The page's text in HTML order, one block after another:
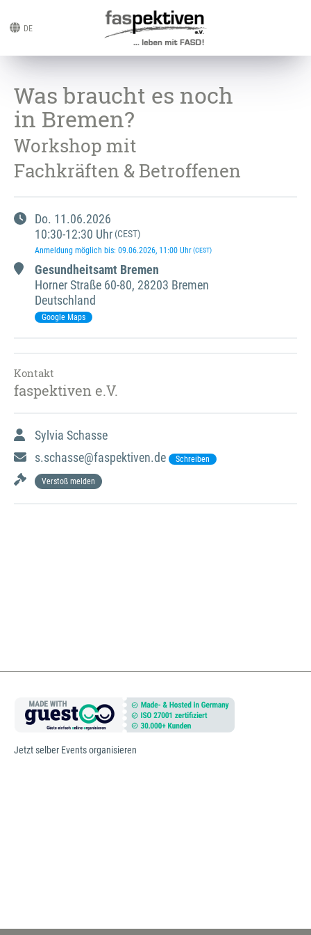
DE
Was braucht es noch
in Bremen?
Workshop mit
Fachkräften & Betroffenen
Do. 11.06.2026
10:30-12:30 Uhr (CEST)
Anmeldung möglich bis: 09.06.2026, 11:00 Uhr(CEST)
Gesundheitsamt Bremen
Horner Straße 60-80, 28203 Bremen
Deutschland
Google Maps
Kontakt
faspektiven e.V.
Sylvia Schasse
s.schasse@faspektiven.de
Schreiben
Verstoß melden
Jetzt selber Events organisieren